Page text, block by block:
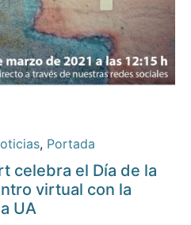
, Portada
celebra el Día de la
virtual con la
UA